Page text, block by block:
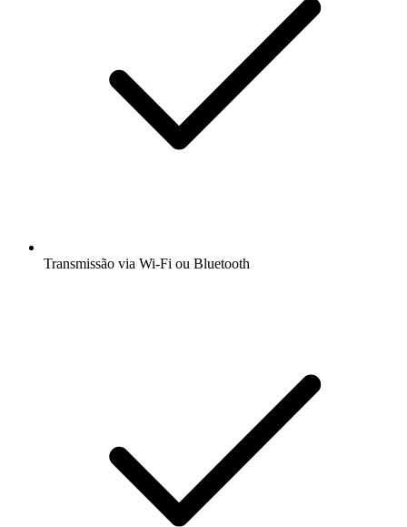
Transmissão via Wi-Fi ou Bluetooth